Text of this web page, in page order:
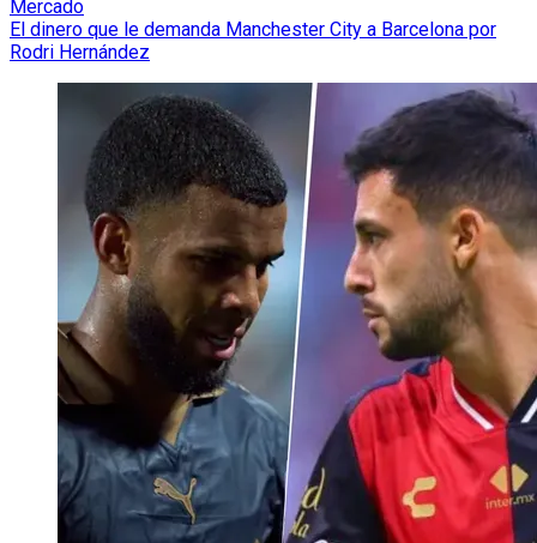
Mercado
El dinero que le demanda Manchester City a Barcelona por
Rodri Hernández